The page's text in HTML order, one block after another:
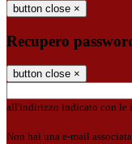
button close ×
Recupero
button close ×
all'indirizzo indicato con le
Non hai una e-mail